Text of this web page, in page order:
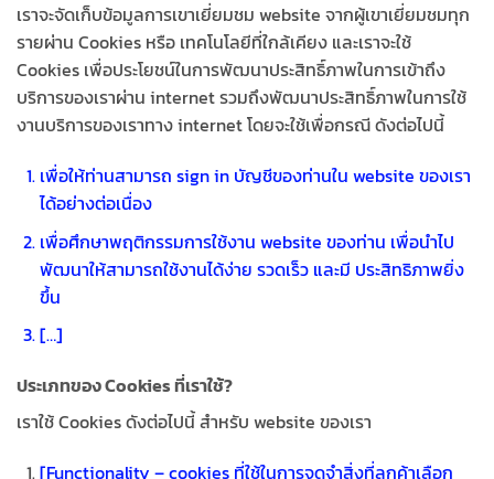
เราจะจัดเก็บข้อมูลการเขาเยี่ยมชม website จากผู้เขาเยี่ยมชมทุก
รายผ่าน Cookies หรือ เทคโนโลยีที่ใกล้เคียง และเราจะใช้
Cookies เพื่อประโยชน์ในการพัฒนาประสิทธิ์ภาพในการเข้าถึง
บริการของเราผ่าน internet รวมถึงพัฒนาประสิทธิ์ภาพในการใช้
งานบริการของเราทาง internet โดยจะใช้เพื่อกรณี ดังต่อไปนี้
เพื่อให้ท่านสามารถ sign in บัญชีของท่านใน website ของเรา
ได้อย่างต่อเนื่อง
เพื่อศึกษาพฤติกรรมการใช้งาน website ของท่าน เพื่อนำไป
พัฒนาให้สามารถใช้งานได้ง่าย รวดเร็ว และมี ประสิทธิภาพยิ่ง
ขึ้น
[…]
ประเภทของ Cookies ที่เราใช้?
เราใช้ Cookies ดังต่อไปนี้ สำหรับ website ของเรา
[Functionality – cookies ที่ใช้ในการจดจำสิ่งที่ลูกค้าเลือก